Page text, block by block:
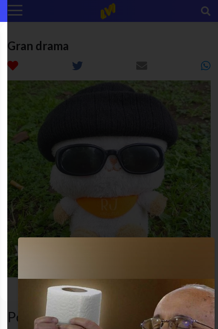
Gran drama
autoestima desastre humor
Popular en LVI